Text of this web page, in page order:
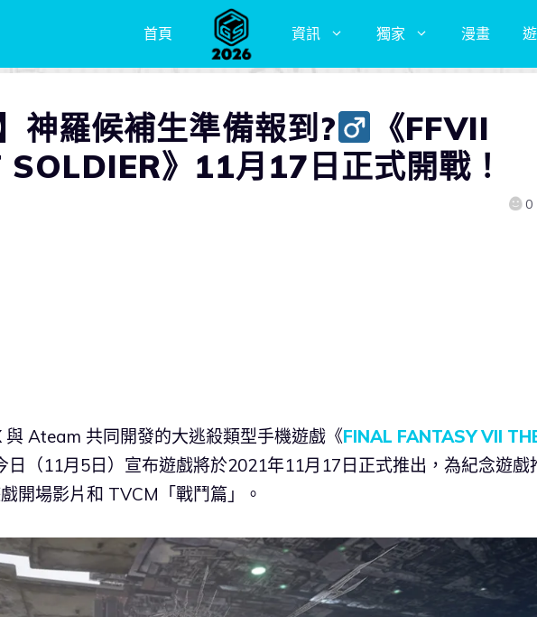
首頁 資訊 獨家 漫畫
神羅候補生準備報到?‍
《FFVII
》11月17日正式開戰！
0
與 Ateam 共同開發的大逃殺類型手機遊戲《FINAL FANTASY VII
日（11月5日）宣布遊戲將於2021年11月17日正式推出，為紀念遊戲
開場影片和 TVCM「戰鬥篇」。